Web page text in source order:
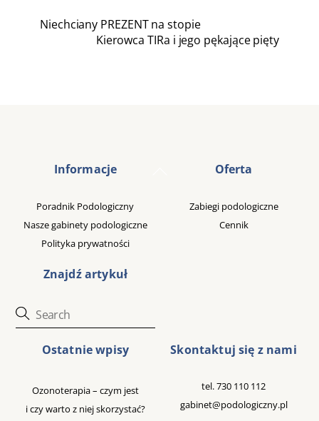
Niechciany PREZENT na stopie
Kierowca TIRa i jego pękające pięty
Informacje
Poradnik Podologiczny
Nasze gabinety podologiczne
Polityka prywatności
Znajdź artykuł
Oferta
Zabiegi podologiczne
Cennik
Ostatnie wpisy
Ozonoterapia – czym jest
i czy warto z niej skorzystać?
Skontaktuj się z nami
tel.730 110 112
gabinet@podologiczny.pl